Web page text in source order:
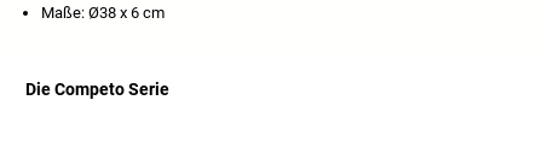
Maße: Ø38 x 6 cm
Die Competo Serie